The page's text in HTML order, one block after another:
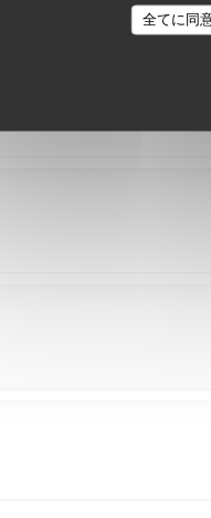
全てに同
ce que l'on va
vin permet de bien